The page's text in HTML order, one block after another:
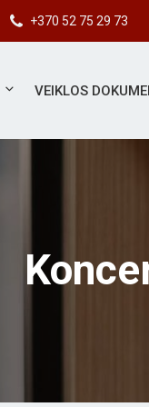
+370 52 75 29 73
VEIKLOS